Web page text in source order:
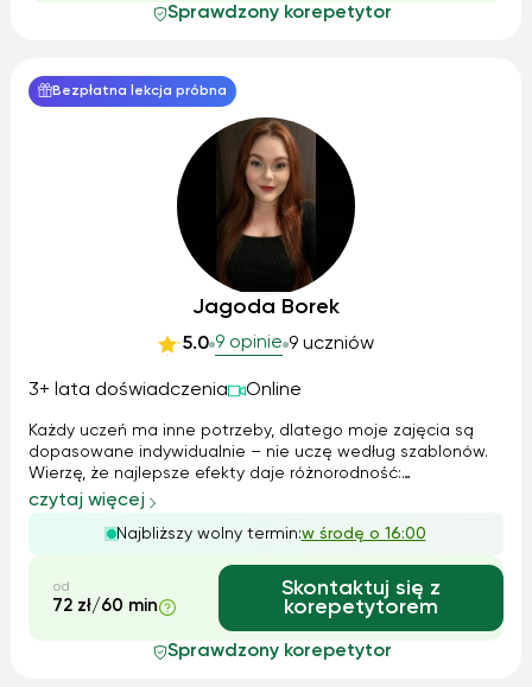
Sprawdzony korepetytor
Bezpłatna lekcja próbna
Jagoda Borek
5.0 9 opinie 9 uczniów
3+ lata doświadczenia Online
Każdy uczeń ma inne potrzeby, dlatego moje zajęcia są
dopasowane indywidualnie – nie uczę według szablonów.
Wierzę, że najlepsze efekty daje różnorodność:
wprowadzam elementy gier edukacyjnych, analizujemy
teksty, ćwiczymy poprzez rozmowy na tematy bliskie
uczniowi. Stawiam na systematyczność i dobr...
czytaj więcej
Najbliższy wolny termin:w środę o 16:00
od
72 zł/60 min
Skontaktuj się z
korepetytorem
Sprawdzony korepetytor